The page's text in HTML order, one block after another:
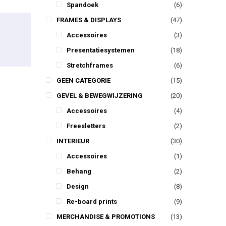
Spandoek
(6)
FRAMES & DISPLAYS
(47)
Accessoires
(3)
Presentatiesystemen
(18)
Stretchframes
(6)
GEEN CATEGORIE
(15)
GEVEL & BEWEGWIJZERING
(20)
Accessoires
(4)
Freesletters
(2)
INTERIEUR
(30)
Accessoires
(1)
Behang
(2)
Design
(8)
Re-board prints
(9)
MERCHANDISE & PROMOTIONS
(13)